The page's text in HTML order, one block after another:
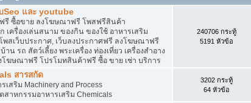
Seo และ youtube
รี ซื้อขาย ลงโฆษณาฟรี โพสฟรีสินค้า
ครื่องเล่นสนาม ของกิน ของใช้ อาหารเสริม
พสเว็บประกาศ, เว็บลงประกาศฟรี ลงโฆษณาฟรี
รถ สัตว์เลี้ยง พระเครื่อง ท่องเที่ยว เครื่องสำอาง
โฆษณาฟรี โปรโมทสินค้าฟรี ซื้อ ขาย เช่า บริการ
240706 กระทู้
5191 หัวข้อ
สารสกัด
เสริม Machinery and Process
สาหกรรมอาหารเสริม Chemicals
3202 กระทู้
64 หัวข้อ